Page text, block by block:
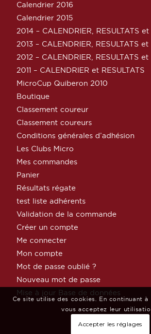
Calendrier 2016
Calendrier 2015
2014 – CALENDRIER, RESULTATS et
2013 – CALENDRIER, RESULTATS et
2012 – CALENDRIER, RESULTATS et
2011 – CALENDRIER et RESULTATS
MicroCup Quiberon 2010
Boutique
Classement coureur
Classement coureurs
Conditions générales d’adhésion
Les Clubs Micro
Mes commandes
Panier
Résultats régate
test liste adhérents
Validation de la commande
Créer un compte
Me connecter
Mon compte
Mot de passe oublié ?
Nouveau mot de passe
Mise à jour Base de données
Ce site utilise des cookies. En continuant
vous acceptez leur
Accepter les réglages